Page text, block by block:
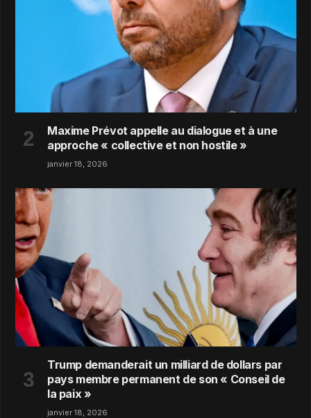
Maxime Prévot appelle au dialogue et à une
approche « collective et non hostile »
janvier 18, 2026
Trump demanderait un milliard de dollars par
pays membre permanent de son « Conseil de
la paix »
janvier 18, 2026